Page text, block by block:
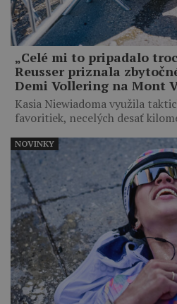
„Celé mi to pripadalo
Reusser priznala
Demi Vollering na Mont
Kasia Niewiadoma využila
favoritiek, necelých desať
NOVINKY